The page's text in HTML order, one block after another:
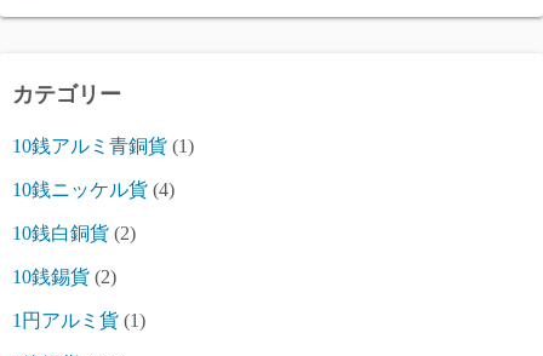
カテゴリー
10銭アルミ青銅貨 (1)
10銭ニッケル貨 (4)
10銭白銅貨 (2)
10銭錫貨 (2)
1円アルミ貨 (1)